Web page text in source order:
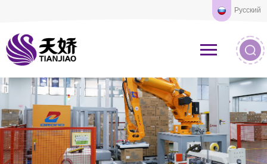
Русский